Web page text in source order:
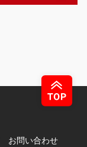
お問い合わせ